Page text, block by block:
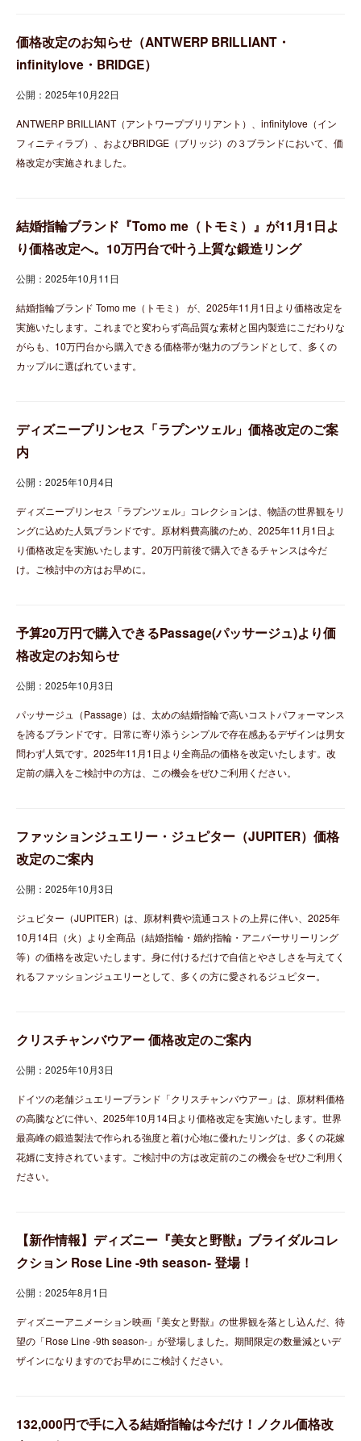
価格改定のお知らせ（ANTWERP BRILLIANT・
infinitylove・BRIDGE）
公開：2025年10月22日
ANTWERP BRILLIANT（アントワープブリリアント）、infinitylove（イン
フィニティラブ）、およびBRIDGE（ブリッジ）の３ブランドにおいて、価
格改定が実施されました。
結婚指輪ブランド『Tomo me（トモミ）』が11月1日よ
り価格改定へ。10万円台で叶う上質な鍛造リング
公開：2025年10月11日
結婚指輪ブランド Tomo me（トモミ） が、2025年11月1日より価格改定を
実施いたします。これまでと変わらず高品質な素材と国内製造にこだわりな
がらも、10万円台から購入できる価格帯が魅力のブランドとして、多くの
カップルに選ばれています。
ディズニープリンセス「ラプンツェル」価格改定のご案
内
公開：2025年10月4日
ディズニープリンセス「ラプンツェル」コレクションは、物語の世界観をリ
ングに込めた人気ブランドです。原材料費高騰のため、2025年11月1日よ
り価格改定を実施いたします。20万円前後で購入できるチャンスは今だ
け。ご検討中の方はお早めに。
予算20万円で購入できるPassage(パッサージュ)より価
格改定のお知らせ
公開：2025年10月3日
パッサージュ（Passage）は、太めの結婚指輪で高いコストパフォーマンス
を誇るブランドです。日常に寄り添うシンプルで存在感あるデザインは男女
問わず人気です。2025年11月1日より全商品の価格を改定いたします。改
定前の購入をご検討中の方は、この機会をぜひご利用ください。
ファッションジュエリー・ジュピター（JUPITER）価格
改定のご案内
公開：2025年10月3日
ジュピター（JUPITER）は、原材料費や流通コストの上昇に伴い、2025年
10月14日（火）より全商品（結婚指輪・婚約指輪・アニバーサリーリング
等）の価格を改定いたします。身に付けるだけで自信とやさしさを与えてく
れるファッションジュエリーとして、多くの方に愛されるジュピター。
クリスチャンバウアー 価格改定のご案内
公開：2025年10月3日
ドイツの老舗ジュエリーブランド「クリスチャンバウアー」は、原材料価格
の高騰などに伴い、2025年10月14日より価格改定を実施いたします。世界
最高峰の鍛造製法で作られる強度と着け心地に優れたリングは、多くの花嫁
花婿に支持されています。ご検討中の方は改定前のこの機会をぜひご利用く
ださい。
【新作情報】ディズニー『美女と野獣』ブライダルコレ
クション Rose Line -9th season- 登場！
公開：2025年8月1日
ディズニーアニメーション映画『美女と野獣』の世界観を落とし込んだ、待
望の「Rose Line -9th season-」が登場しました。期間限定の数量減といデ
ザインになりますのでお早めにご検討ください。
132,000円で手に入る結婚指輪は今だけ！ノクル価格改